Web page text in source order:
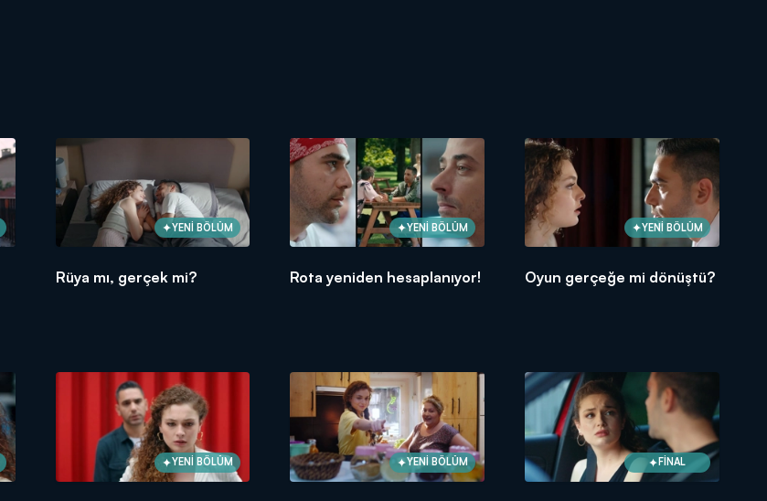
YENİ BÖLÜM
Rüya mı, gerçek mi?
YENİ BÖLÜM
Rota yeniden hesaplanıyor!
YENİ BÖLÜM
Oyun gerçeğe mi dönüştü?
YENİ BÖLÜM YENİ BÖLÜM FİNAL